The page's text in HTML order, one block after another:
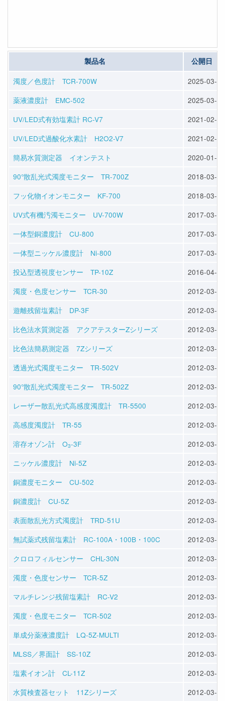
製品名 公開日
濁度／色度計 TCR-700W
2025-03-12
薬液濃度計 EMC-502
2025-03-12
UV/LED式有効塩素計 RC-V7
2021-02-05
UV/LED式過酸化水素計 H2O2-V7
2021-02-05
簡易水質測定器 イオンテスト
2020-01-20
90°散乱光式濁度モニター TR-700Z
2018-03-16
フッ化物イオンモニター KF-700
2018-03-16
UV式有機汚濁モニター UV-700W
2017-03-27
一体型銅濃度計 CU-800
2017-03-27
一体型ニッケル濃度計 Ni-800
2017-03-27
投込型透視度センサー TP-10Z
2016-04-30
濁度・色度センサー TCR-30
2012-03-29
遊離残留塩素計 DP-3F
2012-03-29
比色法水質測定器 アクアテスターZシリーズ
2012-03-29
比色法簡易測定器 7Zシリーズ
2012-03-29
透過光式濁度モニター TR-502V
2012-03-29
90°散乱光式濁度モニター TR-502Z
2012-03-29
レーザー散乱光式高感度濁度計 TR-5500
2012-03-29
高感度濁度計 TR-55
2012-03-29
溶存オゾン計 O3-3F
2012-03-29
ニッケル濃度計 Ni-5Z
2012-03-29
銅濃度モニター CU-502
2012-03-29
銅濃度計 CU-5Z
2012-03-29
表面散乱光方式濁度計 TRD-51U
2012-03-28
無試薬式残留塩素計 RC-100A・100B・100C
2012-03-28
クロロフィルセンサー CHL-30N
2012-03-28
濁度・色度センサー TCR-5Z
2012-03-28
マルチレンジ残留塩素計 RC-V2
2012-03-28
濁度・色度モニター TCR-502
2012-03-28
単成分薬液濃度計 LQ-5Z-MULTI
2012-03-28
MLSS／界面計 SS-10Z
2012-03-28
塩素イオン計 CL-11Z
2012-03-27
水質検査器セット 11Zシリーズ
2012-03-27